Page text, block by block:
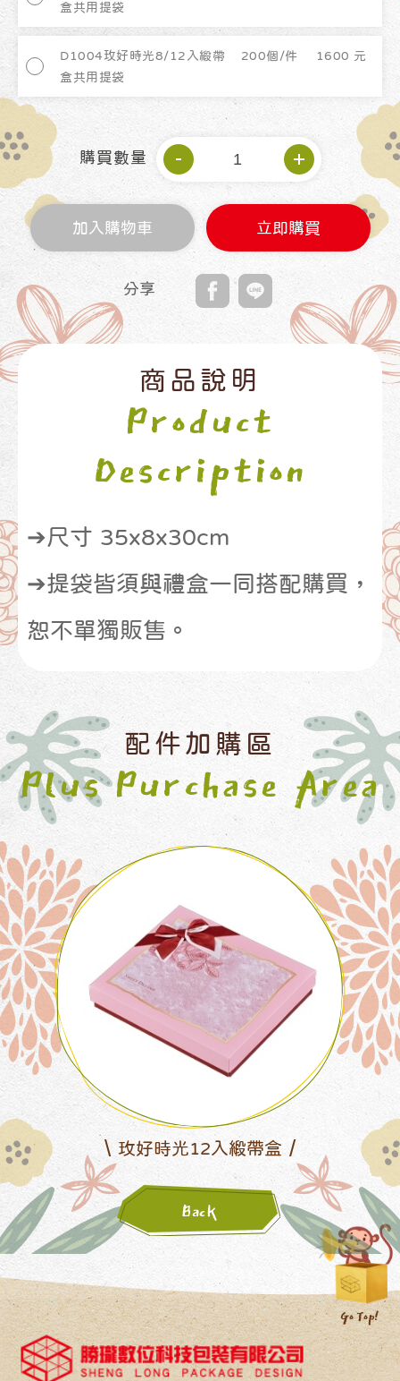
盒共用提袋
D1004玫好時光8/12入緞帶
盒共用提袋
200個/件 1600 元
購買數量
加入購物車 立即購買
分享
商品說明
Product
Description
➔尺寸 35x8x30cm
➔提袋皆須與禮盒一同搭配購買，
恕不單獨販售。
配件加購區
Plus Purchase Area
玫好時光12入緞帶盒
Back